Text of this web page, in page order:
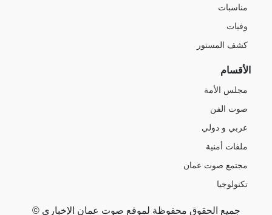
مناسبات
وفيات
كشف المستور
الأقسام
مجلس الأمة
صوت الفن
عربي و دولي
ملفات أمنية
مجتمع صوت عمان
تكنولوجيا
جميع الحقوق محفوظة لموقع صوت عمان الإخباري ©